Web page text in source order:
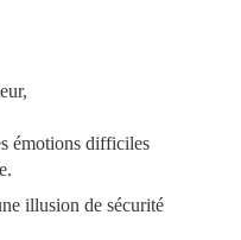
émotions difficiles
illusion de sécurité